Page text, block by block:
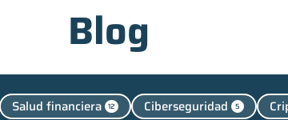
Blog
Salud financiera 12 Ciberseguridad 5